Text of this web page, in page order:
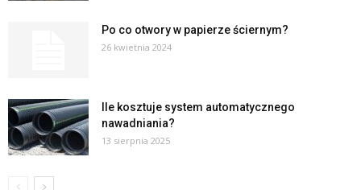
Po co otwory w papierze ściernym?
26 kwietnia 2024
Ile kosztuje system automatycznego
nawadniania?
13 sierpnia 2025